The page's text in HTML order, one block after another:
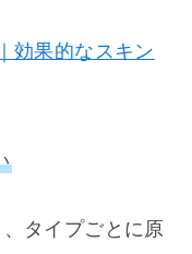
効果的なスキン
タイプごとに原